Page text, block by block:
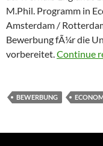
M.Phil. Programm in
Amsterdam /
Bewerbung fÃ¼r die
vorbereitet.Continue
BEWERBUNG